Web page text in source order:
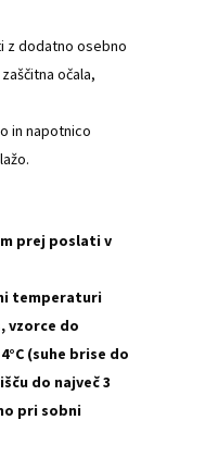
z dodatno osebno
očala,
in napotnico
prej poslati v
temperaturi
vzorce do
(suhe brise do
do največ 3
pri sobni